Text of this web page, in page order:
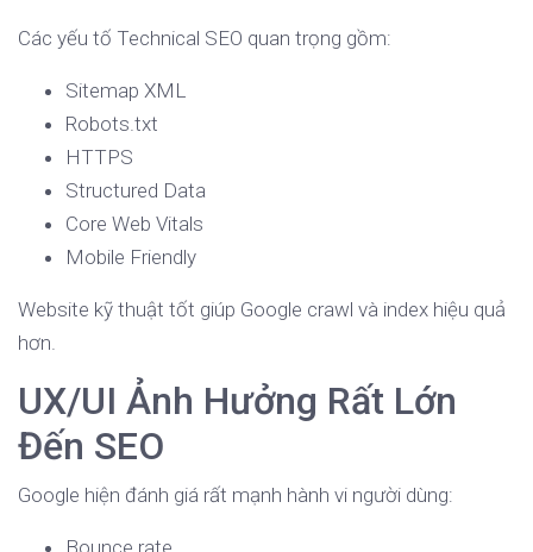
Các yếu tố Technical SEO quan trọng gồm:
Sitemap XML
Robots.txt
HTTPS
Structured Data
Core Web Vitals
Mobile Friendly
Website kỹ thuật tốt giúp Google crawl và index hiệu quả
hơn.
UX/UI Ảnh Hưởng Rất Lớn
Đến SEO
Google hiện đánh giá rất mạnh hành vi người dùng: